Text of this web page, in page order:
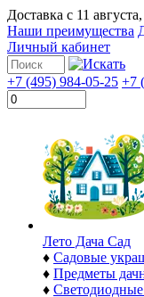
Доставка с 11 августа
Наши преимущества
Личный кабинет
+7 (495) 984-05-25 +7
Лето Дача Сад
♦ Садовые
♦ Предметы
♦